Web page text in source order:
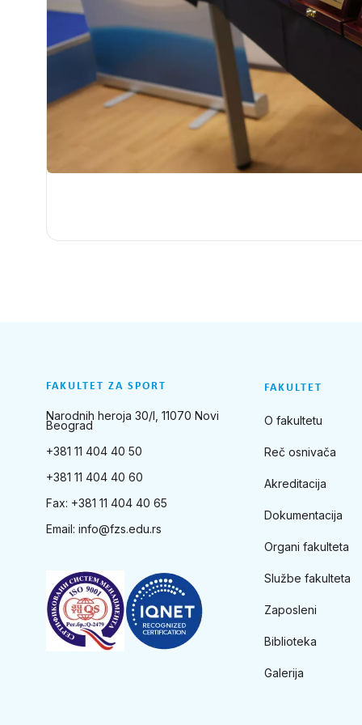
FAKULTET ZA SPORT
Narodnih heroja 30/I, 11070 Novi
Beograd
+381 11 404 40 50
+381 11 404 40 60
Fax: +381 11 404 40 65
Email: info@fzs.edu.rs
FAKULTET
O fakultetu
Reč osnivača
Akreditacija
Dokumentacija
Organi fakulteta
Službe fakulteta
Zaposleni
Biblioteka
Galerija